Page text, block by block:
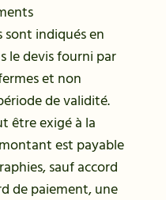
sont indiqués en
le devis fourni par
et non
de validité.
être exigé à la
est payable
sauf accord
de paiement, une